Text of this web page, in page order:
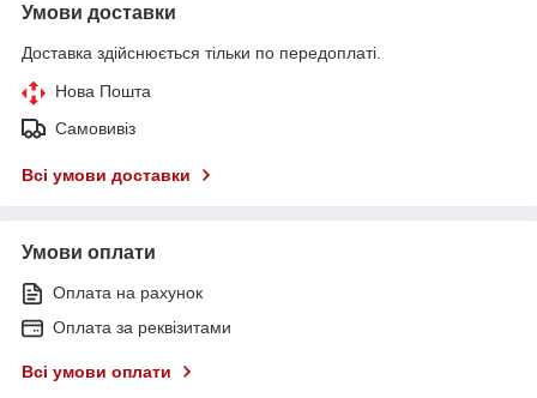
Умови доставки
Доставка здійснюється тільки по передоплаті.
Нова Пошта
Самовивіз
Всі умови доставки
Умови оплати
Оплата на рахунок
Оплата за реквізитами
Всі умови оплати